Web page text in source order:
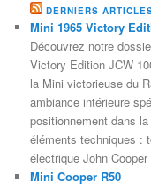
DERNIERS
Mini 1965 Victory
Découvrez notre
Victory Edition JCW
la Mini victorieuse du
ambiance intérieure
positionnement dans
éléments techniques :
électrique John
Mini Cooper R50